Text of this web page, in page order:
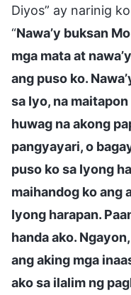
Diyos” ay narinig
“Nawa’y buksan
mga mata at
ang puso ko.
sa Iyo, na
huwag na akong
pangyayari, o
puso ko sa Iyong
maihandog ko ang
Iyong harapan.
handa ako.
ang aking mga
ako sa ilalim ng